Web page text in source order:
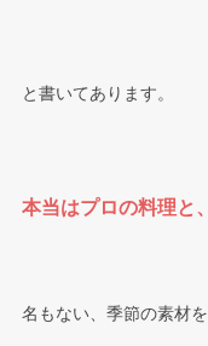
と書いてあります。
本当はプロの料理と
名もない、季節の素材